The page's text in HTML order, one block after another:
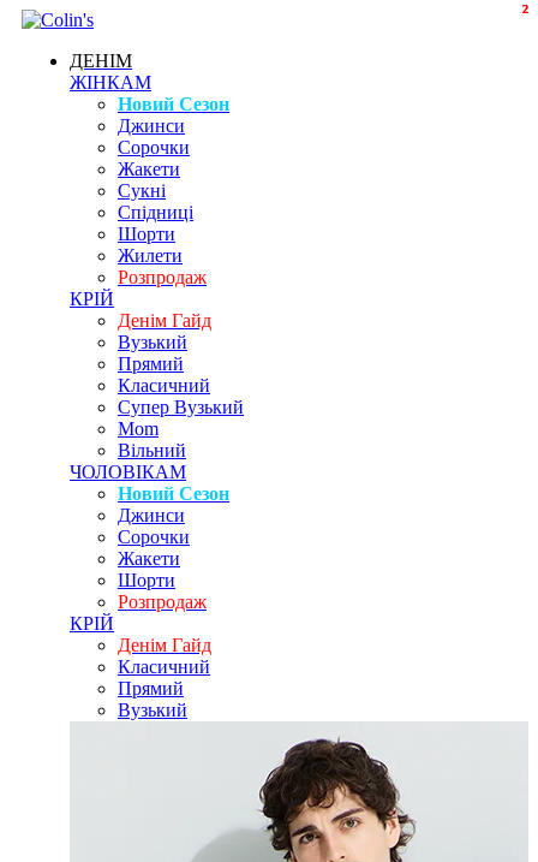
ДЕНІМ
ЖІНКАМ
Новий Сезон
Джинси
Сорочки
Жакети
Сукні
Спідниці
Шорти
Жилети
Розпродаж
КРІЙ
Денім Гайд
Вузький
Прямий
Класичний
Супер Вузький
Mom
Вільний
ЧОЛОВІКАМ
Новий Сезон
Джинси
Сорочки
Жакети
Шорти
Розпродаж
КРІЙ
Денім Гайд
Класичний
Прямий
Вузький
2
2
2